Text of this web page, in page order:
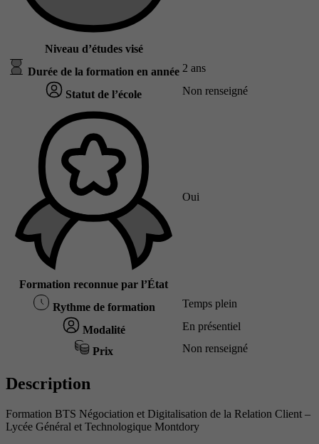
Niveau d’études visé
Durée de la formation en année 2 ans
Statut de l’école Non renseigné
Formation reconnue par l’État
Oui
Rythme de formation Temps plein
Modalité En présentiel
Prix Non renseigné
Description
Formation BTS Négociation et Digitalisation de la Relation Client –
Lycée Général et Technologique Montdory